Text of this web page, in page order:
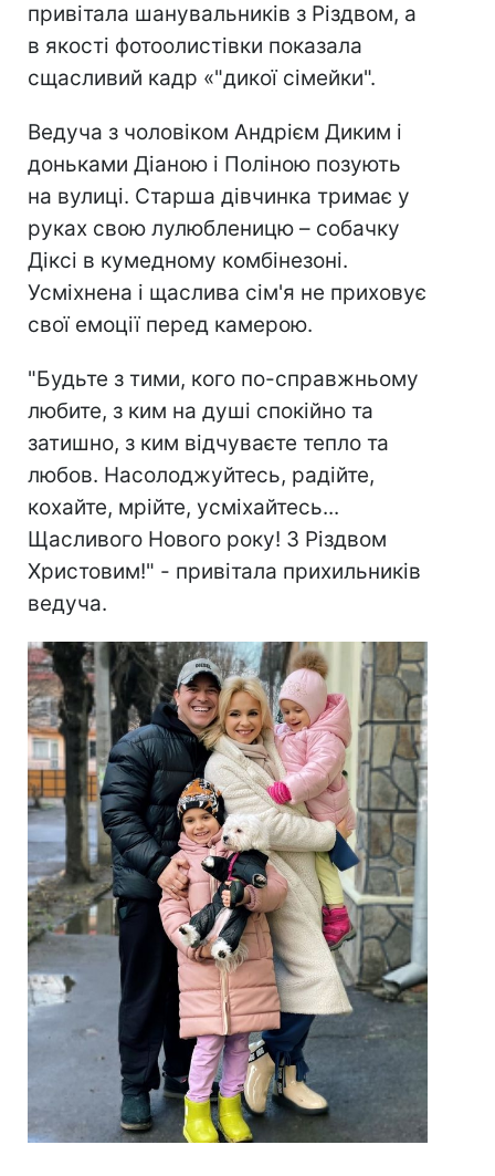
привітала шанувальників з Різдвом, а
в якості фотоолистівки показала
сщасливий кадр «"дикої сімейки".
Ведуча з чоловіком Андрієм Диким і
доньками Діаною і Поліною позують
на вулиці. Старша дівчинка тримає у
руках свою лулюбленицю – собачку
Діксі в кумедному комбінезоні.
Усміхнена і щаслива сім'я не приховує
свої емоції перед камерою.
"Будьте з тими, кого по-справжньому
любите, з ким на душі спокійно та
затишно, з ким відчуваєте тепло та
любов. Насолоджуйтесь, радійте,
кохайте, мрійте, усміхайтесь...
Щасливого Нового року! З Різдвом
Христовим!" - привітала прихильників
ведуча.